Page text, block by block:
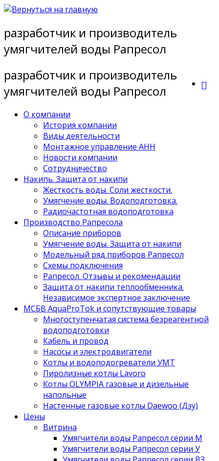
Перейти
содержимому
разработчик и производитель
умягчителей воды Рапресол
разработчик и производитель
умягчителей воды Рапресол
О компании
История компании
Виды деятельности
Монтажное управление АНН
Новости компании
Сотрудничество
Накипь. Защита от накипи
Жесткость воды. Соли жесткости.
Умягчение воды. Водоподготовка.
Радиочастотная водоподготовка
Производство Рапресола
Описание приборов
Умягчение воды. Защита от накипи
Модельный ряд приборов Рапресол
Схемы подключения
Рапресол. Отзывы и рекомендации
Защита от накипи теплообменника.
Независимое экспертное заключение
МСБВ AquaProTok и сопутствующие товары
Многоступенчатая система безреагентной
водоподготовки
Кабель и провод
Насосы и электродвигатели
Котлы и водоподогреватели УМТ
Пиролизные котлы Lavoro
Котлы OLYMPIA газовые и дизельные
напольные
Настенные газовые котлы Daewoo (Дэу)
Цены
Витрина
Умягчители воды Рапресол серии М
Умягчители воды Рапресол серии У